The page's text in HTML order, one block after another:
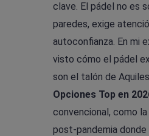
clave. El pádel no es
paredes, exige
autoconfianza. En mi
visto cómo el pádel
son el talón de
Opciones Top en
convencional, como
post-pandemia